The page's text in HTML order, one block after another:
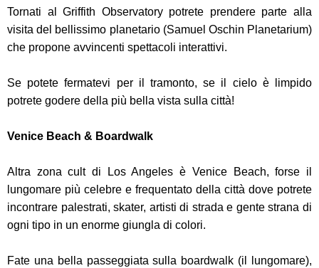
Tornati al Griffith Observatory potrete prendere parte alla
visita del bellissimo planetario (Samuel Oschin Planetarium)
che propone avvincenti spettacoli interattivi.
Se potete fermatevi per il tramonto, se il cielo è limpido
potrete godere della più bella vista sulla città!
Venice Beach & Boardwalk
Altra zona cult di Los Angeles è Venice Beach, forse il
lungomare più celebre e frequentato della città dove potrete
incontrare palestrati, skater, artisti di strada e gente strana di
ogni tipo in un enorme giungla di colori.
Fate una bella passeggiata sulla boardwalk (il lungomare),